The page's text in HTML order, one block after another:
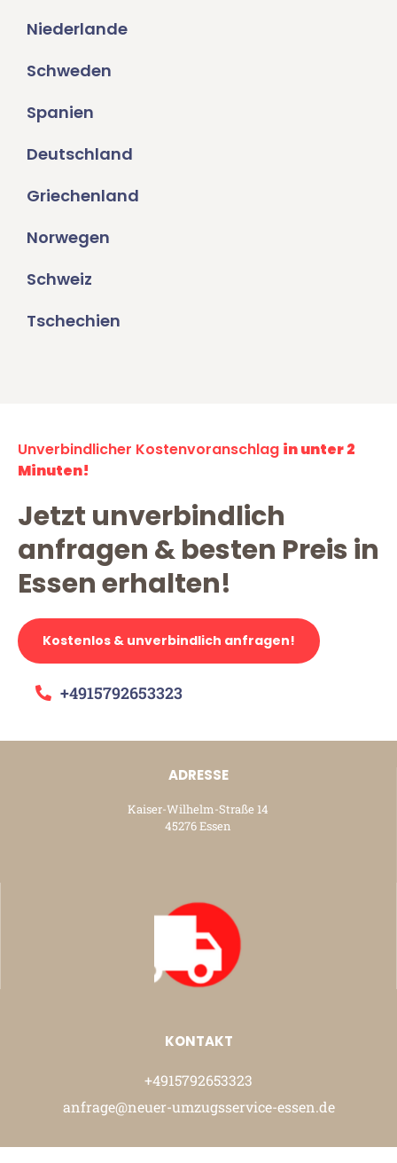
Niederlande
Schweden
Spanien
Deutschland
Griechenland
Norwegen
Schweiz
Tschechien
Unverbindlicher Kostenvoranschlag in unter 2
Minuten!
Jetzt unverbindlich
anfragen & besten Preis in
Essen erhalten!
Kostenlos & unverbindlich anfragen!
+4915792653323
ADRESSE
Kaiser-Wilhelm-Straße 14
45276 Essen
KONTAKT
+4915792653323
anfrage@neuer-umzugsservice-essen.de